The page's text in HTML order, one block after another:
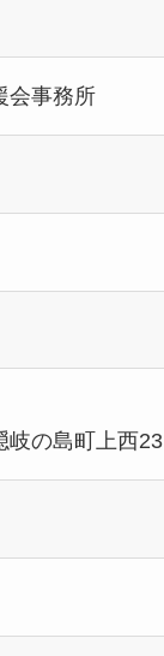
会事務所
岐の島町上西23